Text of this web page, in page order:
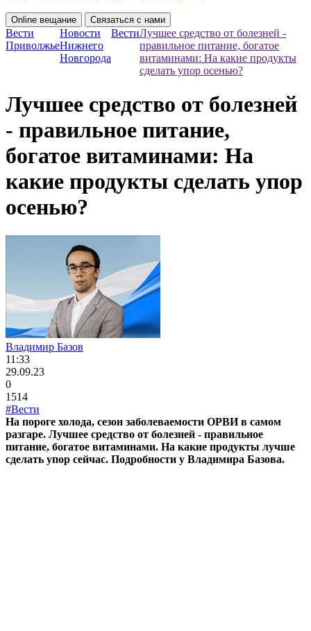
Online вещание Связаться с нами
Вести
Приволжье
Новости
Нижнего
Новгорода
ВестиЛучшее средство от болезней -
правильное питание, богатое
витаминами: На какие продукты
сделать упор осенью?
Лучшее средство от болезней
- правильное питание,
богатое витаминами: На
какие продукты сделать упор
осенью?
Владимир Базов
11:33
29.09.23
0
1514
#Вести
На пороге холода, сезон заболеваемости ОРВИ в самом
разгаре. Лучшее средство от болезней - правильное
питание, богатое витаминами. На какие продукты лучше
сделать упор сейчас. Подробности у Владимира Базова.